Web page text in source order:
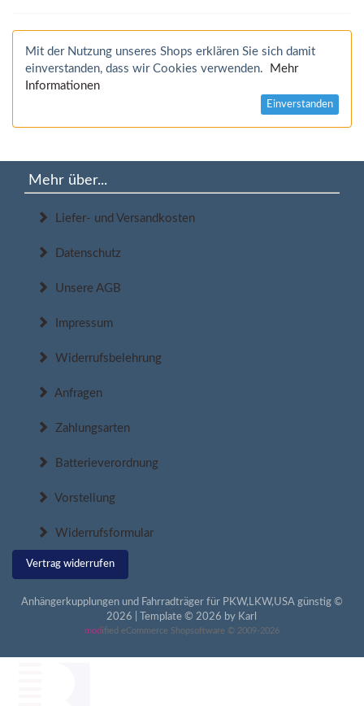
Mit der Nutzung unseres Shops erklären Sie sich damit
einverstanden, dass wir Cookies verwenden.
Mehr
Informationen
Einverstanden
Mehr über...
Liefer- und Versandkosten
Datenschutz
Unsere AGB
Impressum
Widerrufsbelehrung
Anfragen
Zahlungsarten
Batterieverordnung
Vorstellung
Widerrufsformular
Vertrag widerrufen
Anhängerkupplungen und Fahrradträger für PKW,LKW,USA günstig ©
2026 | Template © 2026 by Karl
mod ified eCommerce Shopsoftware © 2009-2026